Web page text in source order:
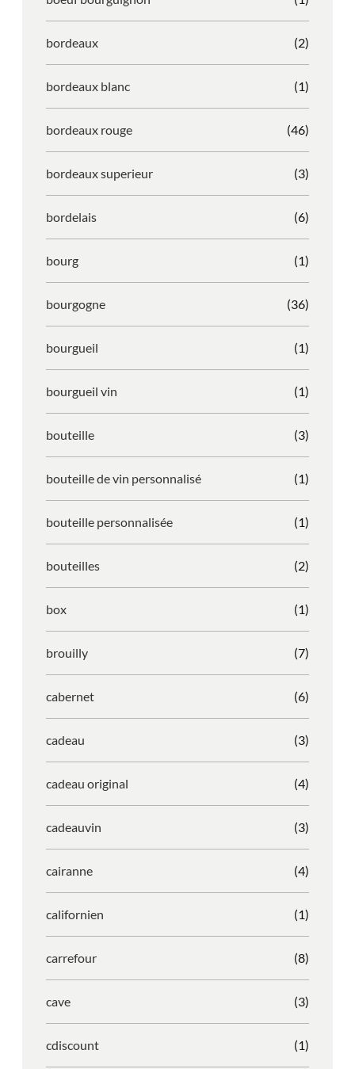
bordeaux (2)
bordeaux blanc (1)
bordeaux rouge (46)
bordeaux superieur (3)
bordelais (6)
bourg (1)
bourgogne (36)
bourgueil (1)
bourgueil vin (1)
bouteille (3)
bouteille de vin personnalisé (1)
bouteille personnalisée (1)
bouteilles (2)
box (1)
brouilly (7)
cabernet (6)
cadeau (3)
cadeau original (4)
cadeauvin (3)
cairanne (4)
californien (1)
carrefour (8)
cave (3)
cdiscount (1)